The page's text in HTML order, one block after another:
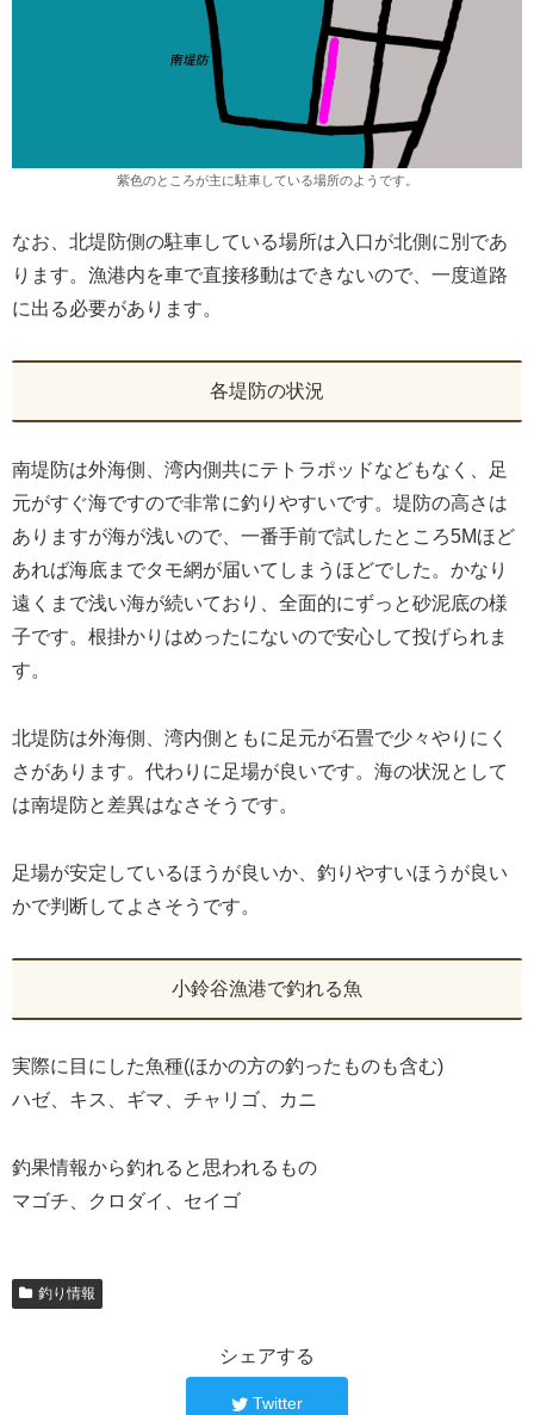
紫色のところが主に駐車している場所のようです。
なお、北堤防側の駐車している場所は入口が北側に別であ
ります。漁港内を車で直接移動はできないので、一度道路
に出る必要があります。
各堤防の状況
南堤防は外海側、湾内側共にテトラポッドなどもなく、足
元がすぐ海ですので非常に釣りやすいです。堤防の高さは
ありますが海が浅いので、一番手前で試したところ5Mほど
あれば海底までタモ網が届いてしまうほどでした。かなり
遠くまで浅い海が続いており、全面的にずっと砂泥底の様
子です。根掛かりはめったにないので安心して投げられま
す。
北堤防は外海側、湾内側ともに足元が石畳で少々やりにく
さがあります。代わりに足場が良いです。海の状況として
は南堤防と差異はなさそうです。
足場が安定しているほうが良いか、釣りやすいほうが良い
かで判断してよさそうです。
小鈴谷漁港で釣れる魚
実際に目にした魚種(ほかの方の釣ったものも含む)
ハゼ、キス、ギマ、チャリゴ、カニ
釣果情報から釣れると思われるもの
マゴチ、クロダイ、セイゴ
釣り情報
シェアする
Twitter